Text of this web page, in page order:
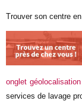
Trouver son centre
onglet géolocalisation
services de lavage